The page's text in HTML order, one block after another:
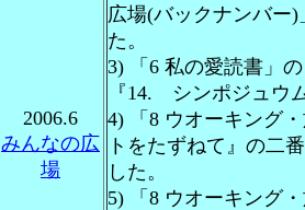
2006.6
みんなの広
場
広場(バックナンバー)
た。
3) 「6 私の愛読書」
『14. シンポジュウ
4) 「8 ウオーキング
トをたずねて』の二
した。
5) 「8 ウオーキング